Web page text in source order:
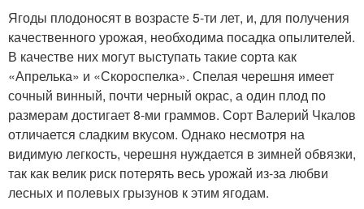
Ягоды плодоносят в возрасте 5-ти лет, и, для получения
качественного урожая, необходима посадка опылителей.
В качестве них могут выступать такие сорта как
«Апрелька» и «Скороспелка». Спелая черешня имеет
сочный винный, почти черный окрас, а один плод по
размерам достигает 8-ми граммов. Сорт Валерий Чкалов
отличается сладким вкусом. Однако несмотря на
видимую легкость, черешня нуждается в зимней обвязки,
так как велик риск потерять весь урожай из-за любви
лесных и полевых грызунов к этим ягодам.